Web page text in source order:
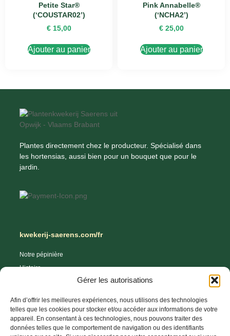
Gérer les autorisations
Afin d’offrir les meilleures expériences, nous utilisons des technologies
telles que les cookies pour stocker et/ou accéder aux informations de votre
appareil. En consentant à ces technologies, nous pouvons traiter des
données telles que le comportement de navigation ou des identifiants
Petite Star®
(‘COUSTAR02’)
€15,00
Ajouter au panier
Pink Annabelle®
(‘NCHA2’)
€25,00
Ajouter au panier
Plantes directement chez le producteur. Spécialisé dans
les hortensias, aussi bien pour un bouquet que pour le
jardin.
kwekerij-saerens.com/fr
Notre pépinière
Histoire
Conditions de livraison
Droit de rétractation